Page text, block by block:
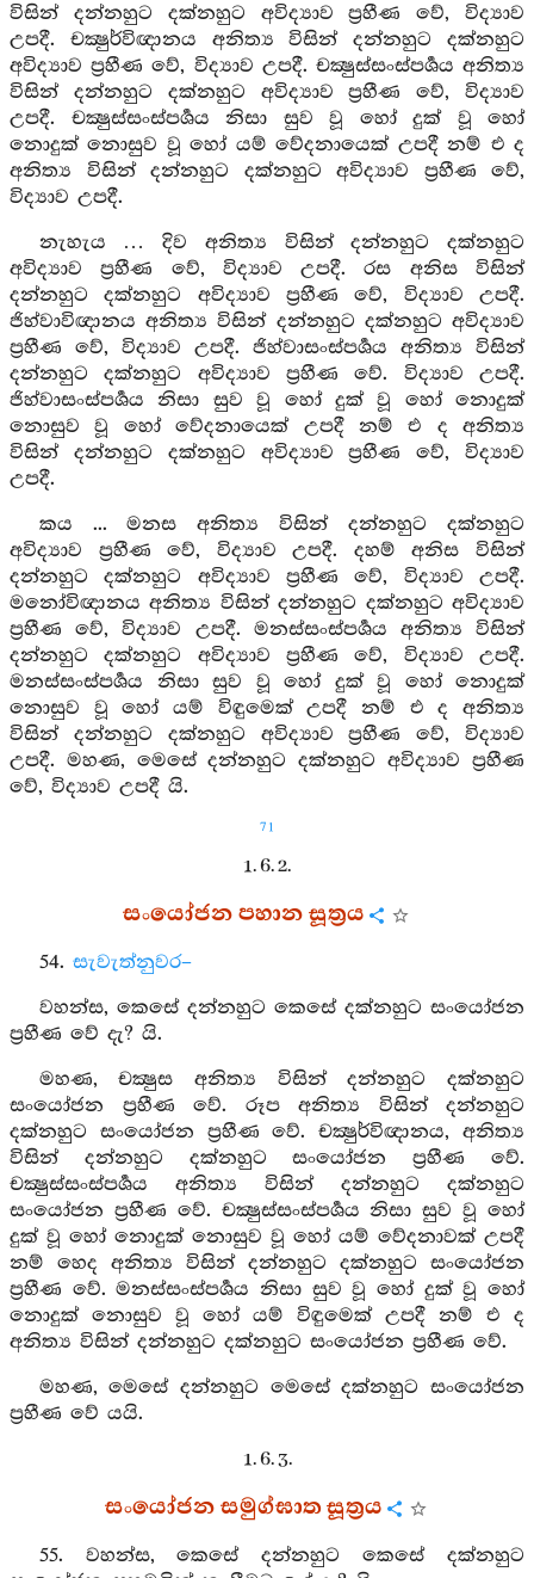
විසින් දන්නහුට දක්නහුට අවිද්‍යාව ප්‍රහීණ වේ, විද්‍යාව
උපදී. චක්‍ෂුර්විඥානය අනිත්‍ය විසින් දන්නහුට දක්නහුට
අවිද්‍යාව ප්‍රහීණ වේ, විද්‍යාව උපදී. චක්‍ෂුස්සංස්පර්‍ශය අනිත්‍ය
විසින් දන්නහුට දක්නහුට අවිද්‍යාව ප්‍රහීණ වේ, විද්‍යාව
උපදී. චක්‍ෂුස්සංස්පර්‍ශය නිසා සුව වූ හෝ දුක් වූ හෝ
නොදුක් නොසුව වූ හෝ යම් වේදනායෙක් උපදී නම් එ ද
අනිත්‍ය විසින් දන්නහුට දක්නහුට අවිද්‍යාව ප්‍රහීණ වේ,
විද්‍යාව උපදී.
නැහැය … දිව අනිත්‍ය විසින් දන්නහුට දක්නහුට
අවිද්‍යාව ප්‍රහීණ වේ, විද්‍යාව උපදී. රස අනිස විසින්
දන්නහුට දක්නහුට අවිද්‍යාව ප්‍රහීණ වේ, විද්‍යාව උපදී.
ජිහ්වාවිඥානය අනිත්‍ය විසින් දන්නහුට දක්නහුට අවිද්‍යාව
ප්‍රහීණ වේ, විද්‍යාව උපදී. ජිහ්වාසංස්පර්‍ශය අනිත්‍ය විසින්
දන්නහුට දක්නහුට අවිද්‍යාව ප්‍රහීණ වේ. විද්‍යාව උපදී.
ජිහ්වාසංස්පර්‍ශය නිසා සුව වූ හෝ දුක් වූ හෝ නොදුක්
නොසුව වූ හෝ වේදනායෙක් උපදී නම් එ ද අනිත්‍ය
විසින් දන්නහුට දක්නහුට අවිද්‍යාව ප්‍රහීණ වේ, විද්‍යාව
උපදී.
කය ... මනස අනිත්‍ය විසින් දන්නහුට දක්නහුට
අවිද්‍යාව ප්‍රහීණ වේ, විද්‍යාව උපදී. දහම් අනිස විසින්
දන්නහුට දක්නහුට අවිද්‍යාව ප්‍රහීණ වේ, විද්‍යාව උපදී.
මනෝවිඥානය අනිත්‍ය විසින් දන්නහුට දක්නහුට අවිද්‍යාව
ප්‍රහීණ වේ, විද්‍යාව උපදී. මනස්සංස්පර්‍ශය අනිත්‍ය විසින්
දන්නහුට දක්නහුට අවිද්‍යාව ප්‍රහීණ වේ, විද්‍යාව උපදී.
මනස්සංස්පර්‍ශය නිසා සුව වූ හෝ දුක් වූ හෝ නොදුක්
නොසුව වූ හෝ යම් විඳුමෙක් උපදී නම් එ ද අනිත්‍ය
විසින් දන්නහුට දක්නහුට අවිද්‍යාව ප්‍රහීණ වේ, විද්‍යාව
උපදී. මහණ, මෙසේ දන්නහුට දක්නහුට අවිද්‍යාව ප්‍රහීණ
වේ, විද්‍යාව උපදී යි.
71
1. 6. 2.
සංයෝජන පහාන සූත්‍රය
54. සැවැත්නුවර–
වහන්ස, කෙසේ දන්නහුට කෙසේ දක්නහුට සංයෝජන
ප්‍රහීණ වේ දැ? යි.
මහණ, චක්‍ෂුස අනිත්‍ය විසින් දන්නහුට දක්නහුට
සංයෝජන ප්‍රහීණ වේ. රූප අනිත්‍ය විසින් දන්නහුට
දක්නහුට සංයෝජන ප්‍රහීණ වේ. චක්‍ෂුර්විඥානය, අනිත්‍ය
විසින් දන්නහුට දක්නහුට සංයෝජන ප්‍රහීණ වේ.
චක්‍ෂුස්සංස්පර්‍ශය අනිත්‍ය විසින් දන්නහුට දක්නහුට
සංයෝජන ප්‍රහීණ වේ. චක්‍ෂුස්සංස්පර්‍ශය නිසා සුව වූ හෝ
දුක් වූ හෝ නොදුක් නොසුව වූ හෝ යම් වේදනාවක් උපදී
නම් හෙද අනිත්‍ය විසින් දන්නහුට දක්නහුට සංයෝජන
ප්‍රහීණ වේ. මනස්සංස්පර්‍ශය නිසා සුව වූ හෝ දුක් වූ හෝ
නොදුක් නොසුව වූ හෝ යම් විඳුමෙක් උපදී නම් එ ද
අනිත්‍ය විසින් දන්නහුට දක්නහුට සංයෝජන ප්‍රහීණ වේ.
මහණ, මෙසේ දන්නහුට මෙසේ දක්නහුට සංයෝජන
ප්‍රහීණ වේ යයි.
1. 6. 3.
සංයෝජන සමුග්ඝාත සූත්‍රය
55. වහන්ස, කෙසේ දන්නහුට කෙසේ දක්නහුට